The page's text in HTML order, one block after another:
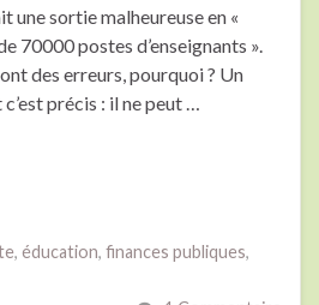
une sortie malheureuse en «
70000 postes d’enseignants ».
des erreurs, pourquoi ? Un
précis : il ne peut …
, éducation, finances publiques,